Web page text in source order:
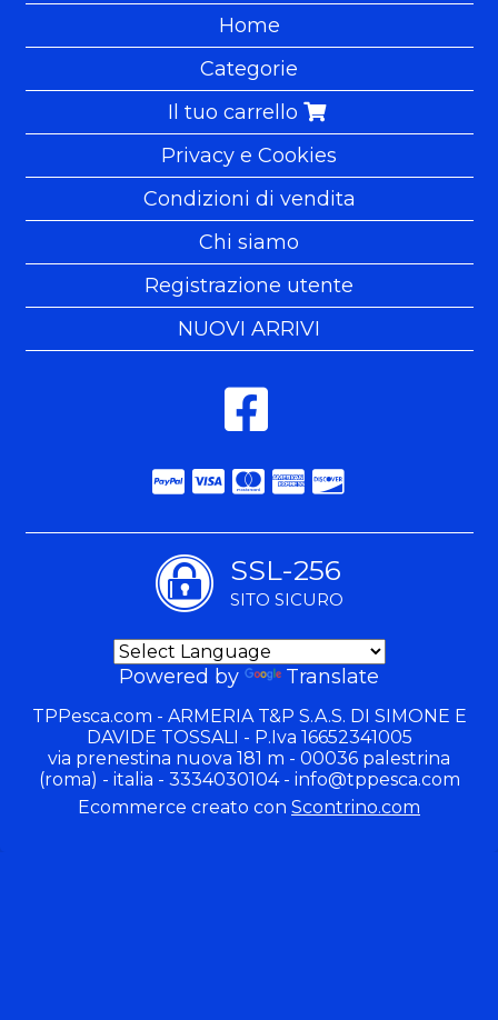
Home
Categorie
Il tuo carrello
Privacy e Cookies
Condizioni di vendita
Chi siamo
Registrazione utente
NUOVI ARRIVI
SSL-256
SITO SICURO
Powered by Translate
TPPesca.com - ARMERIA T&P S.A.S. DI SIMONE E
DAVIDE TOSSALI - P.Iva 16652341005
via prenestina nuova 181 m - 00036 palestrina
(roma) - italia - 3334030104 - info@tppesca.com
Ecommerce creato con Scontrino.com